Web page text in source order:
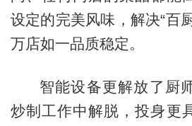
设定的完美风味，解决“百
万店如一品质稳定。
智能设备更解放了厨
炒制工作中解脱，投身更